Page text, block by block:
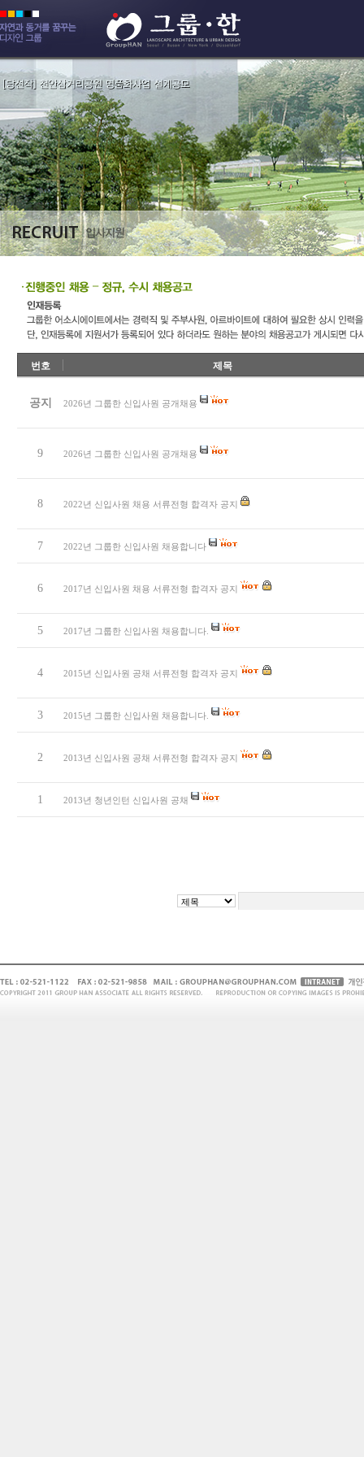
번호 제목
공지 2026년 그룹한 신입사원 공개채용
9 2026년 그룹한 신입사원 공개채용
8 2022년 신입사원 채용 서류전형 합격자 공지
7 2022년 그룹한 신입사원 채용합니다
6 2017년 신입사원 채용 서류전형 합격자 공지
5 2017년 그룹한 신입사원 채용합니다.
4 2015년 신입사원 공채 서류전형 합격자 공지
3 2015년 그룹한 신입사원 채용합니다.
2 2013년 신입사원 공채 서류전형 합격자 공지
1 2013년 청년인턴 신입사원 공채